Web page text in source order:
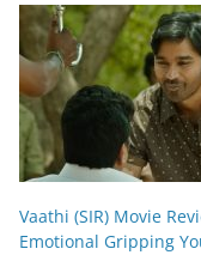
Vaathi (SIR) Movie
Emotional Gripping